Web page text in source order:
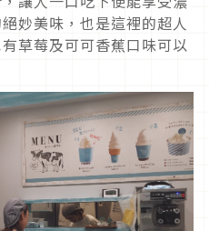
妙美味，也是這裡的超人
草莓及可可香蕉口味可以